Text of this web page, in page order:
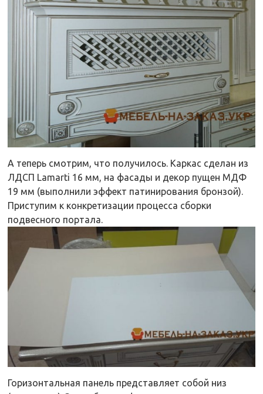
А теперь смотрим, что получилось. Каркас сделан из
ЛДСП Lamarti 16 мм, на фасады и декор пущен МДФ
19 мм (выполнили эффект патинирования бронзой).
Приступим к конкретизации процесса сборки
подвесного портала.
Горизонтальная панель представляет собой низ